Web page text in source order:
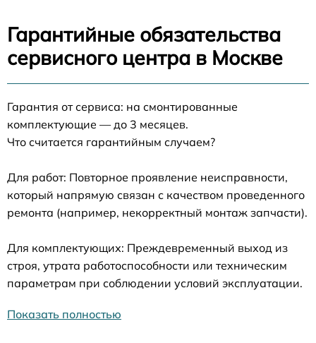
Гарантийные обязательства
сервисного центра в Москве
Гарантия от сервиса: на смонтированные
комплектующие — до 3 месяцев.
Что считается гарантийным случаем?
Для работ: Повторное проявление неисправности,
который напрямую связан с качеством проведенного
ремонта (например, некорректный монтаж запчасти).
Для комплектующих: Преждевременный выход из
строя, утрата работоспособности или техническим
параметрам при соблюдении условий эксплуатации.
Показать полностью